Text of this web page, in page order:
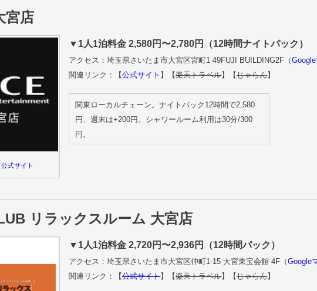
宮店
式サイト
▼1人1泊料金 2,580円〜2,780円（12時間ナイトパック）
アクセス：埼玉県さいたま市大宮区宮町1 49FUJI BUILDING2F（
関連リンク：【公式サイト 】【楽天トラベル】【じゃらん】
関東ローカルチェーン。ナイトパック12時間で2,580
円、週末は+200円。シャワールーム利用は30分/300
円。
リラックスルーム 大宮店
▼1人1泊料金 2,720円〜2,936円（12時間パック）
アクセス：埼玉県さいたま市大宮区仲町1-15 大宮東宝会館 4F（Google
関連リンク：【公式サイト】【楽天トラベル】【じゃらん】